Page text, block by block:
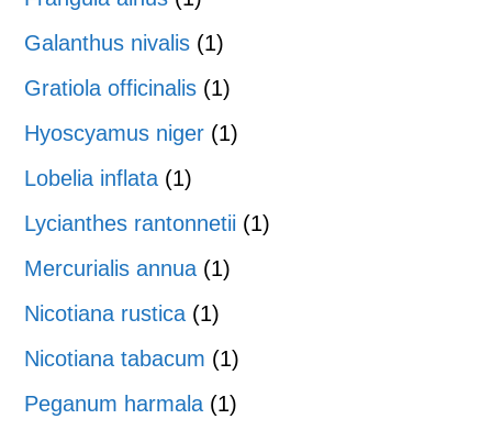
Galanthus nivalis (1)
Gratiola officinalis (1)
Hyoscyamus niger (1)
Lobelia inflata (1)
Lycianthes rantonnetii (1)
Mercurialis annua (1)
Nicotiana rustica (1)
Nicotiana tabacum (1)
Peganum harmala (1)